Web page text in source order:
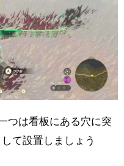
つは看板にある穴に突
て設置しましょう